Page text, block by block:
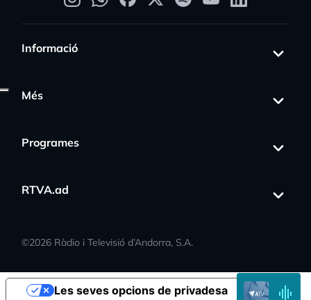
Informació
Més
Programes
RTVA.ad
©2026 Ràdio i Televisió d’Andorra, S.A.
EN
DIRECTELes seves opcions de privadesa